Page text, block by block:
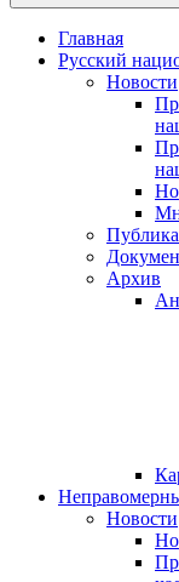
Главная
Русский
Новости
Архив
Новости